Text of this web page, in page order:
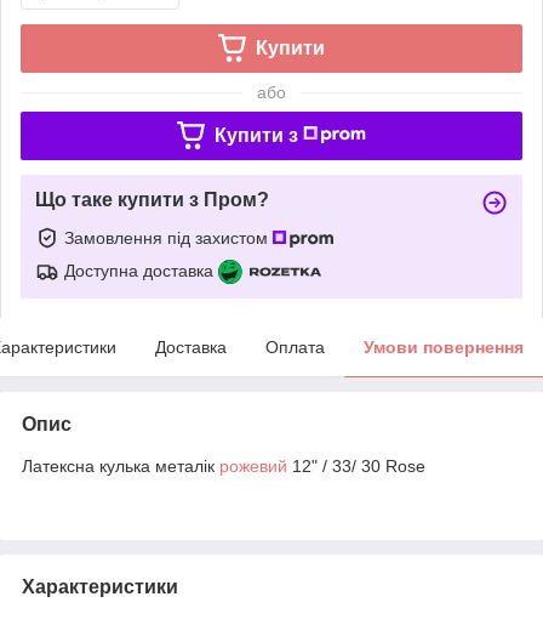
Купити
або
Купити з
Що таке купити з Пром?
Замовлення під захистом
Доступна доставка
Доставка Оплата Умови повернення
Опис
Латексна кулька металік рожевий 12" / 33/ 30 Rose
Характеристики